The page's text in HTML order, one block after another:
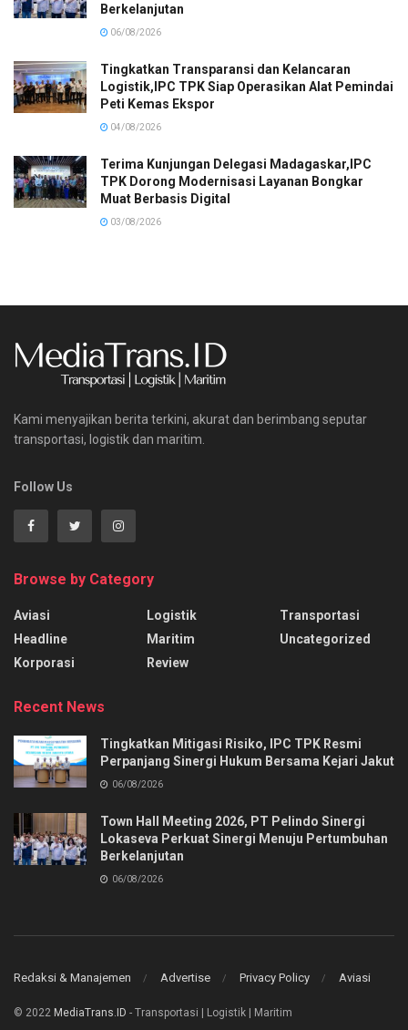
Berkelanjutan
06/08/2026
Tingkatkan Transparansi dan Kelancaran
Logistik,IPC TPK Siap Operasikan Alat Pemindai
Peti Kemas Ekspor
04/08/2026
Terima Kunjungan Delegasi Madagaskar,IPC
TPK Dorong Modernisasi Layanan Bongkar
Muat Berbasis Digital
03/08/2026
Kami menyajikan berita terkini, akurat dan berimbang seputar
transportasi, logistik dan maritim.
Follow Us
Browse by Category
Aviasi
Headline
Korporasi
Logistik
Maritim
Review
Transportasi
Uncategorized
Recent News
Tingkatkan Mitigasi Risiko, IPC TPK Resmi
Perpanjang Sinergi Hukum Bersama Kejari Jakut
06/08/2026
Town Hall Meeting 2026, PT Pelindo Sinergi
Lokaseva Perkuat Sinergi Menuju Pertumbuhan
Berkelanjutan
06/08/2026
Redaksi & Manajemen Advertise Privacy Policy Aviasi
© 2022 MediaTrans.ID - Transportasi | Logistik | Maritim